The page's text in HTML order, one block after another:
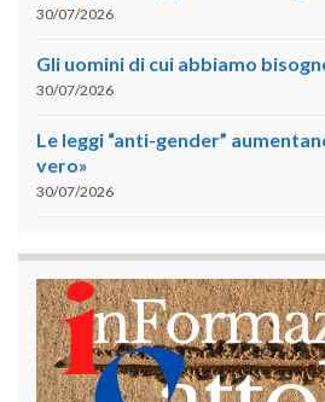
30/07/2026
Gli uomini di cui abbiamo
30/07/2026
Le leggi “anti-gender”
vero»
30/07/2026